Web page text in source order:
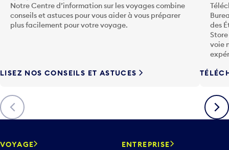
Précédent
Notre Centre d’information sur les voyages combine
conseils et astuces pour vous aider à vous préparer
plus facilement pour votre voyage.
LISEZ NOS CONSEILS ET ASTUCES
des
voie
VOYAGE ENTREPRISE